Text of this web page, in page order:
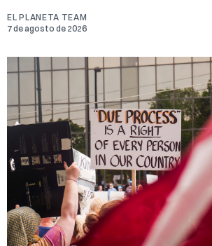
EL PLANETA TEAM
7 de agosto de 2026